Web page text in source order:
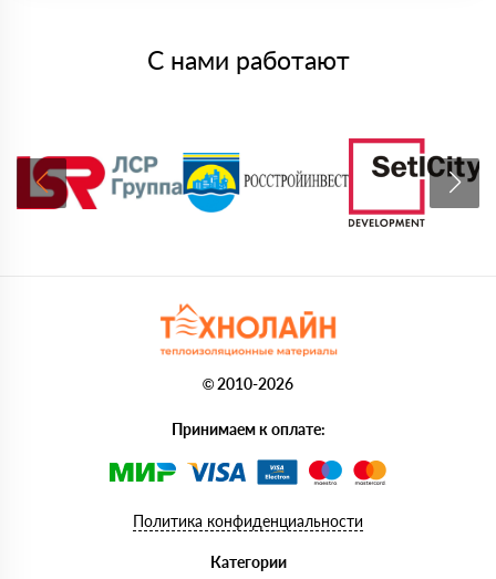
С нами работают
© 2010-2026
Принимаем к оплате:
Политика конфиденциальности
Категории